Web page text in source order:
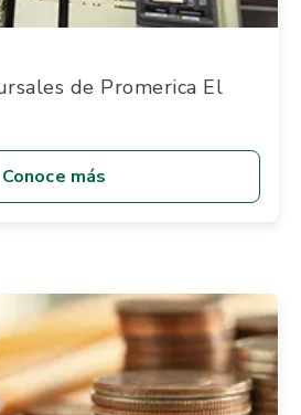
de Promerica El
Conoce más